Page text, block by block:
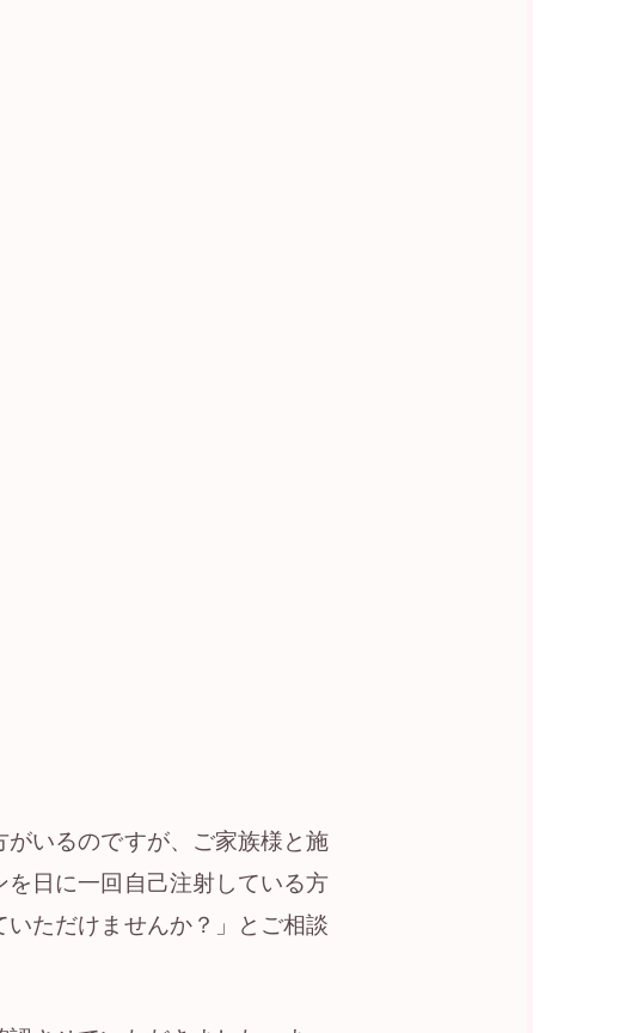
いるのですが、ご家族様と施
日に一回自己注射している方
ただけませんか？」とご相談